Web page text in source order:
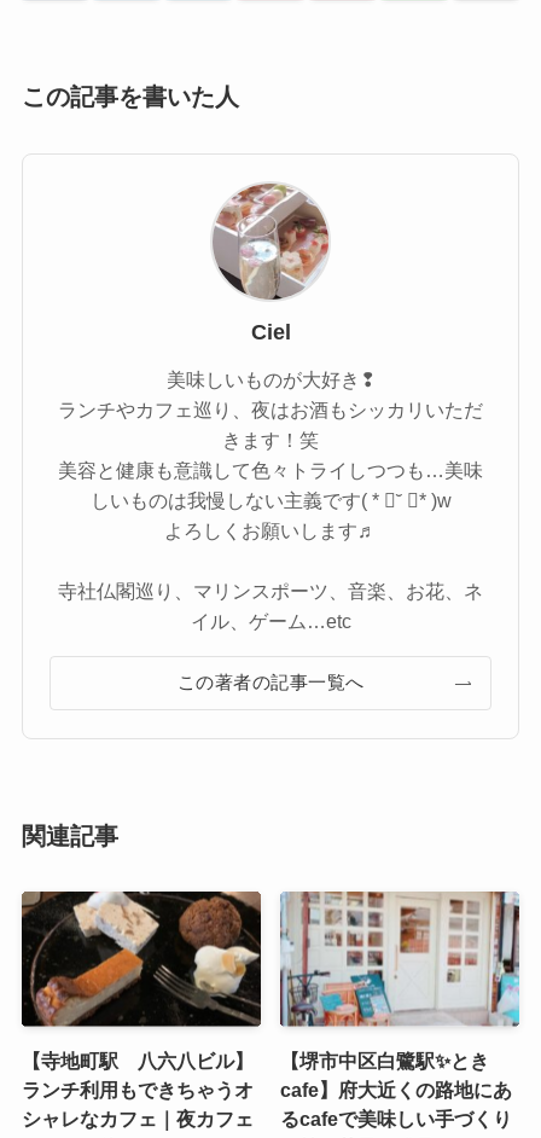
この記事を書いた人
Ciel
美味しいものが大好き❢
ランチやカフェ巡り、夜はお酒もシッカリいただ
きます！笑
美容と健康も意識して色々トライしつつも…美味
しいものは我慢しない主義です( * ॑˘ ॑* )w
よろしくお願いします♬
寺社仏閣巡り、マリンスポーツ、音楽、お花、ネ
イル、ゲーム…etc
この著者の記事一覧へ
関連記事
【寺地町駅 八六八ビル】
ランチ利用もできちゃうオ
シャレなカフェ｜夜カフェ
【堺市中区白鷺駅✨とき
cafe】府大近くの路地にあ
るcafeで美味しい手づくり